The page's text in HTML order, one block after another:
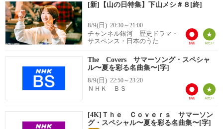
[新]【山の日特集】下山メシ＃８[終]
8/9(日) 20:30～21:00
チャンネル銀河 歴史ドラマ・
サスペンス・日本のうた
The Covers サマーソング・スペシャ
ル〜夏を彩る名曲集〜[字]
8/9(日) 22:50～23:20
ＮＨＫ ＢＳ
[4K]Ｔｈｅ Ｃｏｖｅｒｓ サマーソン
グ・スペシャル〜夏を彩る名曲集〜[字]